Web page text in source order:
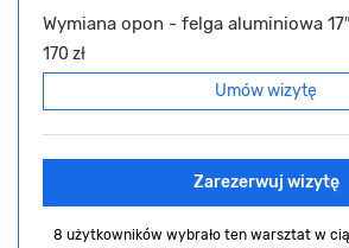
Wymiana opon - felga aluminiowa 17″
170 zł
Umów wizytę
Zarezerwuj wizytę
8 użytkowników wybrało ten warsztat w